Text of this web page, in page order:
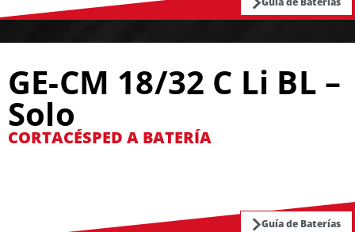
GE-CM 18/32 C Li BL –
Solo
CORTACÉSPED A BATERÍA
Guía de Baterías